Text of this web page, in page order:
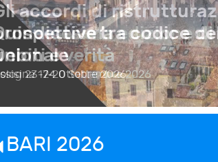
accordi di
tra codice
23-24 Ottobre 2026
BARI 2026